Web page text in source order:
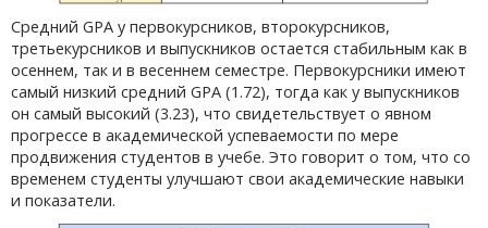
Средний GPA у первокурсников, второкурсников,
третьекурсников и выпускников остается стабильным как в
осеннем, так и в весеннем семестре. Первокурсники имеют
самый низкий средний GPA (1.72), тогда как у выпускников
он самый высокий (3.23), что свидетельствует о явном
прогрессе в академической успеваемости по мере
продвижения студентов в учебе. Это говорит о том, что со
временем студенты улучшают свои академические навыки
и показатели.